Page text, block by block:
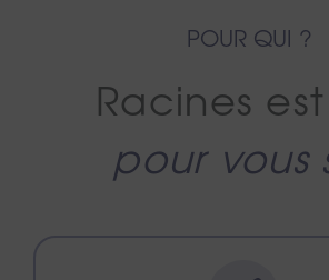
POUR QUI ?
Racines
pour vous